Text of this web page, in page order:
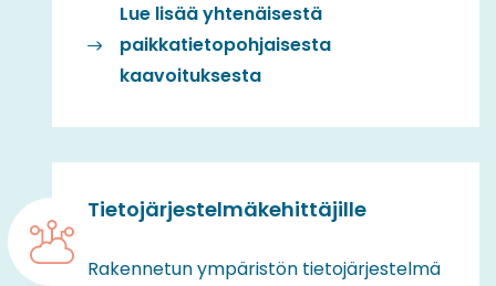
Lue lisää yhtenäisestä
paikkatietopohjaisesta
kaavoituksesta
Tietojärjestelmäkehittäjille
Rakennetun ympäristön tietojärjestelmä